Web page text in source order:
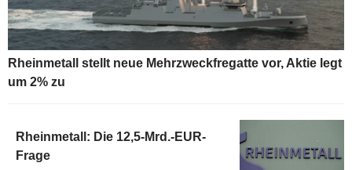
Rheinmetall stellt neue Mehrzweckfregatte vor, Aktie legt
um 2% zu
Rheinmetall: Die 12,5-Mrd.-EUR-
Frage